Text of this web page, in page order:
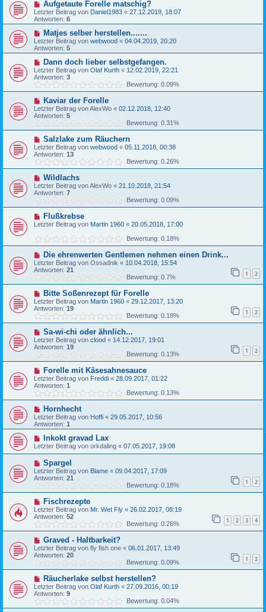
Aufgetaute Forelle matschig?
Letzter Beitrag von Daniel1983 « 27.12.2019, 18:07
Antworten: 6
Matjes selber herstellen.......
Letzter Beitrag von webwood « 04.04.2019, 20:20
Antworten: 5
Dann doch lieber selbstgefangen.
Letzter Beitrag von Olaf Kurth « 12.02.2019, 22:21
Antworten: 3
Bewertung: 0.09%
Kaviar der Forelle
Letzter Beitrag vonAlexWo « 02.12.2018, 12:40
Antworten: 5
Bewertung: 0.31%
Salzlake zum Räuchern
Letzter Beitrag von webwood « 05.11.2018, 00:38
Antworten: 13
Bewertung: 0.26%
Wildlachs
Letzter Beitrag vonAlexWo « 21.10.2018, 21:54
Antworten: 7
Bewertung: 0.09%
Flußkrebse
Letzter Beitrag von Martin 1960 « 20.05.2018, 17:00
Bewertung: 0.18%
Die ehrenwerten Gentlemen nehmen einen Drink...
Letzter Beitrag von Ossadnik « 10.04.2018, 15:54
Antworten: 21 1 2
Bewertung: 0.7%
Bitte Soßenrezept für Forelle
Letzter Beitrag von Martin 1960 « 29.12.2017, 13:20
Antworten: 19 1 2
Bewertung: 0.18%
Sa-wi-chi oder ähnlich...
Letzter Beitrag von clood « 14.12.2017, 19:01
Antworten: 19 1 2
Bewertung: 0.13%
Forelle mit Käsesahnesauce
Letzter Beitrag von Freddi « 28.09.2017, 01:22
Antworten: 1
Bewertung: 0.13%
Hornhecht
Letzter Beitrag von Hoffi « 29.05.2017, 10:56
Antworten: 1
Inkokt gravad Lax
Letzter Beitrag von orkdaling « 07.05.2017, 19:08
Spargel
Letzter Beitrag von Blame « 09.04.2017, 17:09
Antworten: 21 1 2
Bewertung: 0.18%
Fischrezepte
Letzter Beitrag von Mr. Wet Fly « 26.02.2017, 08:19
Antworten: 52 1 2 3 4
Bewertung: 0.26%
Graved - Haltbarkeit?
Letzter Beitrag von fly fish one « 06.01.2017, 13:49
Antworten: 20 1 2
Bewertung: 0.09%
Räucherlake selbst herstellen?
Letzter Beitrag von Olaf Kurth « 27.09.2016, 00:19
Antworten: 9
Bewertung: 0.04%